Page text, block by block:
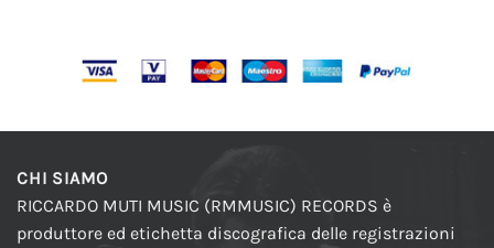
CHI SIAMO
RICCARDO MUTI MUSIC (RMMUSIC) RECORDS è
produttore ed etichetta discografica delle registrazioni